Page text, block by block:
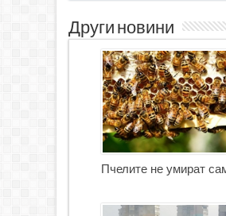
Други новини
Пчелите не умират